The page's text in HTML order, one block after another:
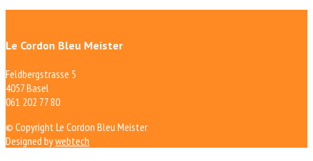
Le Cordon Bleu Meister
Feldbergstrasse 5
4057 Basel
061 202 77 80
© Copyright Le Cordon Bleu Meister
Designed bywebtech